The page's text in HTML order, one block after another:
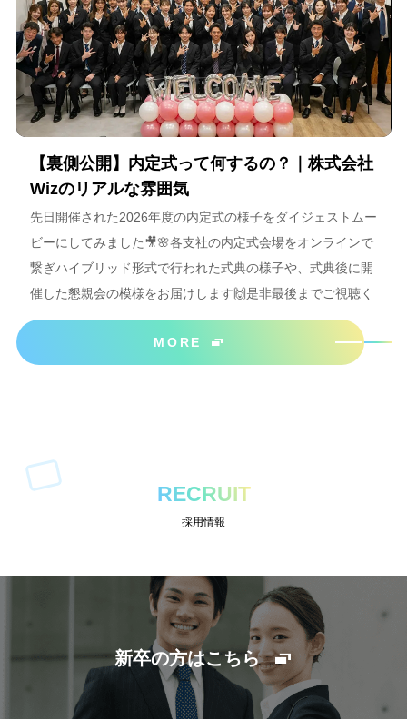
【裏側公開】内定式って何するの？｜株式会社
Wizのリアルな雰囲気
先日開催された2026年度の内定式の様子をダイジェストムー
ビーにしてみました🎥🌸各支社の内定式会場をオンラインで
繋ぎハイブリッド形式で行われた式典の様子や、式典後に開
催した懇親会の模様をお届けします🙌是非最後までご視聴く
ださいね＾＾
MORE
RECRUIT
採用情報
新卒の方はこちら